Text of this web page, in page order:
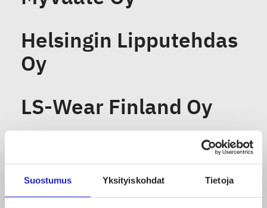
Suostumus Yksityiskohdat Tietoja
Helsingin Lipputehdas
Oy
LS-Wear Finland Oy
F’JOY CREATIVE